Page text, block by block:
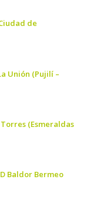
de
Unión (Pujilí –
(Esmeraldas
Baldor Bermeo